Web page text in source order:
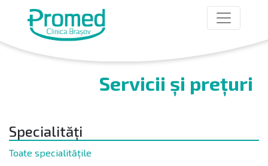
Servicii și prețuri
Specialități
Toate specialitățile